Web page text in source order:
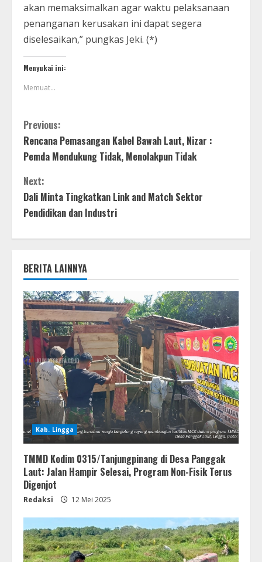
akan memaksimalkan agar waktu pelaksanaan
penanganan kerusakan ini dapat segera
diselesaikan,” pungkas Jeki. (*)
Menyukai ini:
Memuat...
Previous:
Rencana Pemasangan Kabel Bawah Laut, Nizar :
Pemda Mendukung Tidak, Menolakpun Tidak
Next:
Dali Minta Tingkatkan Link and Match Sektor
Pendidikan dan Industri
BERITA LAINNYA
Kab. Lingga
TMMD Kodim 0315/Tanjungpinang di Desa Panggak
Laut: Jalan Hampir Selesai, Program Non-Fisik Terus
Digenjot
Redaksi 12 Mei 2025